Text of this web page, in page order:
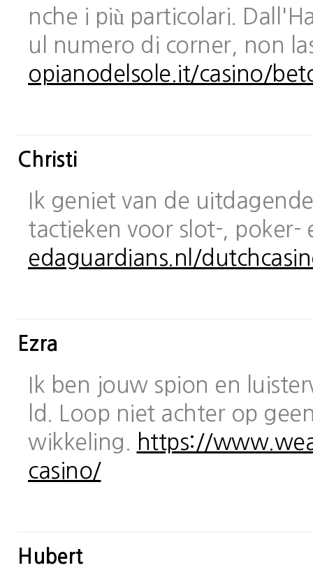
nche i più particolari.
ul numero di corner, non
opianodelsole.it/casino/
Christi
Ik geniet van de
tactieken voor slot-,
edaguardians.nl/
Ezra
Ik ben jouw spion en
ld. Loop niet achter op
wikkeling.
https://
casino/
Hubert